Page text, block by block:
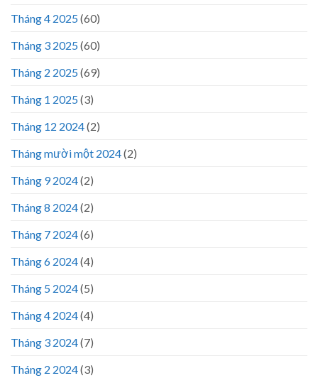
Tháng 4 2025(60)
Tháng 3 2025(60)
Tháng 2 2025(69)
Tháng 1 2025(3)
Tháng 12 2024(2)
Tháng mười một 2024(2)
Tháng 9 2024(2)
Tháng 8 2024(2)
Tháng 7 2024(6)
Tháng 6 2024(4)
Tháng 5 2024(5)
Tháng 4 2024(4)
Tháng 3 2024(7)
Tháng 2 2024(3)